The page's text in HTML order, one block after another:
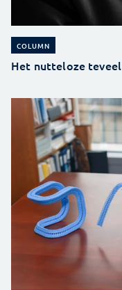
COLUMN
Het nutteloze teveel